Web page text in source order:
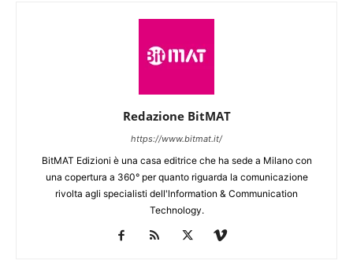
Redazione BitMAT
https://www.bitmat.it/
BitMAT Edizioni è una casa editrice che ha sede a Milano con
una copertura a 360° per quanto riguarda la comunicazione
rivolta agli specialisti dell'lnformation & Communication
Technology.